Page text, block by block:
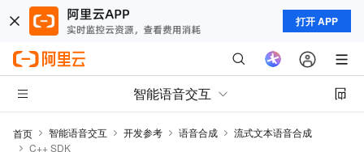
打开 APP
智能语音交互
首页 智能语音交互 开发参考 语音合成
流式文本语音合成
C++ SDK